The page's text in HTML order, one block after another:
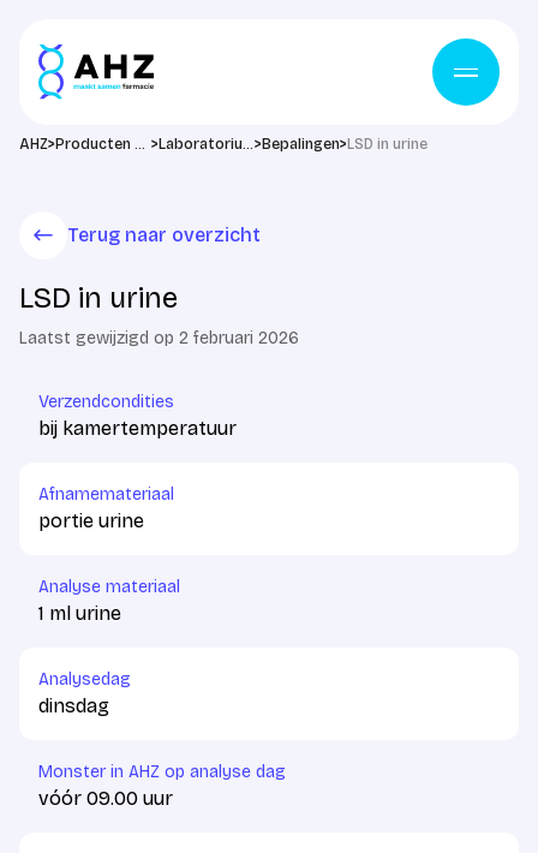
AHZ> Producten & diensten > Laboratorium> Bepalingen> LSD in urine
Terug naar overzicht
LSD in urine
Laatst gewijzigd op 2 februari 2026
Verzendcondities
bij kamertemperatuur
Afnamemateriaal
portie urine
Analyse materiaal
1 ml urine
Analysedag
dinsdag
Monster in AHZ op analyse dag
vóór 09.00 uur